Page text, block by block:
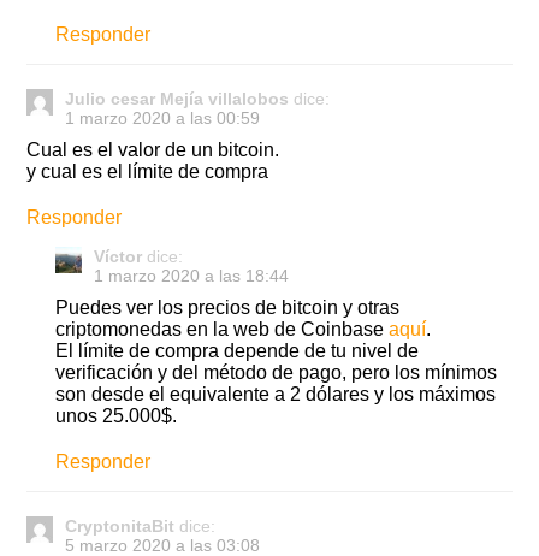
Responder
Julio cesar Mejía villalobos dice:
1 marzo 2020 a las 00:59
Cual es el valor de un bitcoin.
y cual es el límite de compra
Responder
Víctor dice:
1 marzo 2020 a las 18:44
Puedes ver los precios de bitcoin y otras
criptomonedas en la web de Coinbaseaquí.
El límite de compra depende de tu nivel de
verificación y del método de pago, pero los mínimos
son desde el equivalente a 2 dólares y los máximos
unos 25.000$.
Responder
CryptonitaBit dice:
5 marzo 2020 a las 03:08